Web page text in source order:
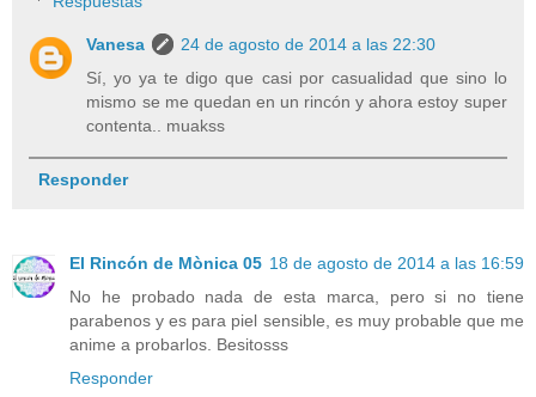
Vanesa
24 de agosto de 2014 a las 22:30
Sí, yo ya te digo que casi por casualidad que sino lo
mismo se me quedan en un rincón y ahora estoy super
contenta.. muakss
Responder
El Rincón de Mònica 05 18 de agosto de 2014 a las 16:59
No he probado nada de esta marca, pero si no tiene
parabenos y es para piel sensible, es muy probable que me
anime a probarlos. Besitosss
Responder